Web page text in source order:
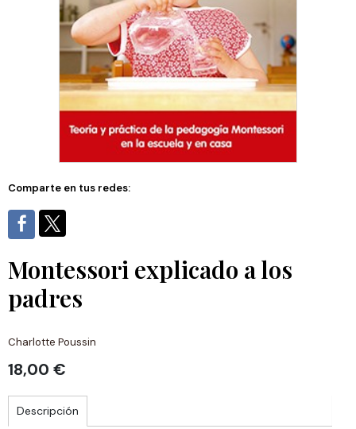
Comparte en tus redes:
Montessori explicado a los
padres
Charlotte Poussin
18,00 €
Descripción